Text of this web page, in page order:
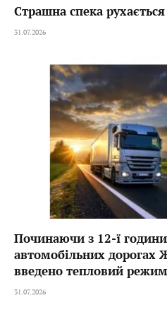
Страшна спека
31.07.2026
Починаючи з 12-ї
автомобільних
введено тепловий
31.07.2026